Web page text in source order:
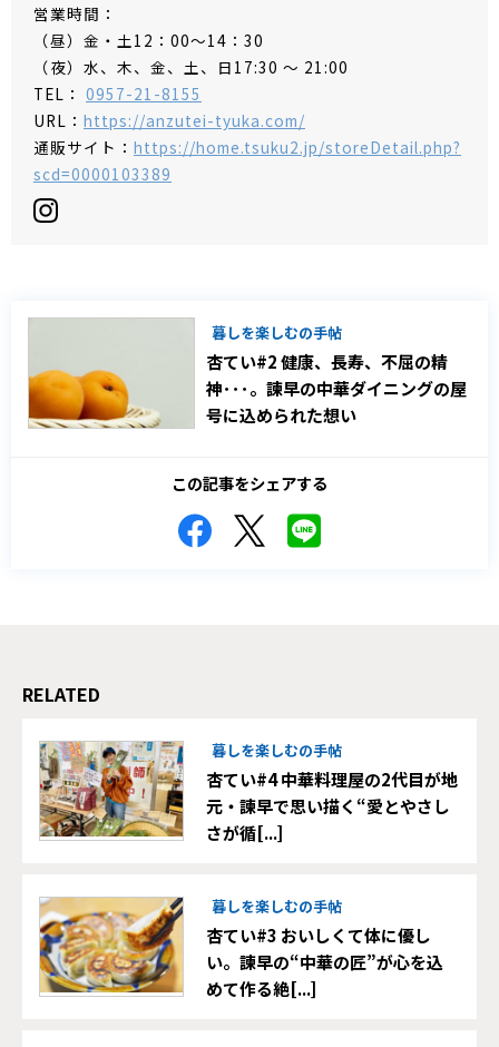
営業時間：
（昼）金・土12：00～14：30
（夜）水、木、金、土、日17:30 ～ 21:00
TEL： 0957-21-8155
URL： https://anzutei-tyuka.com/
通販サイト： https://home.tsuku2.jp/storeDetail.php?
scd=0000103389
暮しを楽しむの手帖
杏てい#2 健康、長寿、不屈の精
神･･･。諫早の中華ダイニングの屋
号に込められた想い
この記事をシェアする
RELATED
暮しを楽しむの手帖
杏てい#4 中華料理屋の2代目が地
元・諫早で思い描く“愛とやさし
さが循[...]
暮しを楽しむの手帖
杏てい#3 おいしくて体に優し
い。諫早の“中華の匠”が心を込
めて作る絶[...]